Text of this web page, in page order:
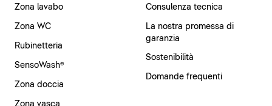
Zona lavabo
Zona WC
Rubinetteria
SensoWash®
Zona doccia
Zona vasca
Consulenza tecnica
La nostra promessa di
garanzia
Sostenibilità
Domande frequenti